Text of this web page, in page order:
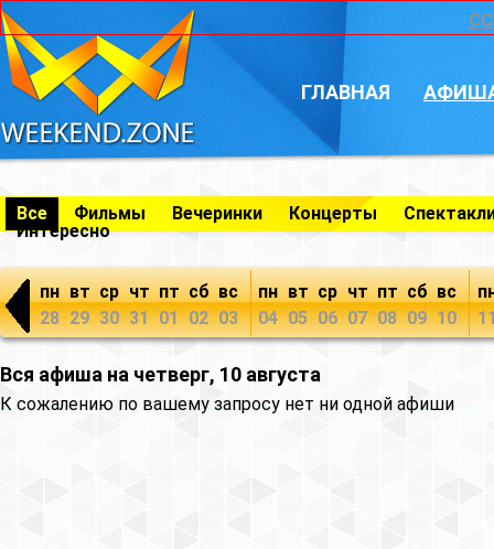
ГЛАВНАЯ
Все Фильмы Вечеринки Концерты
Интересно
пн
28
вт
29
ср
30
чт
31
пт
01
сб
02
вс
03
пн
04
вт
05
ср
06
чт
07
пт
08
сб
09
вс
10
Вся афиша на четверг, 10 августа
К сожалению по вашему запросу нет ни одной афиши